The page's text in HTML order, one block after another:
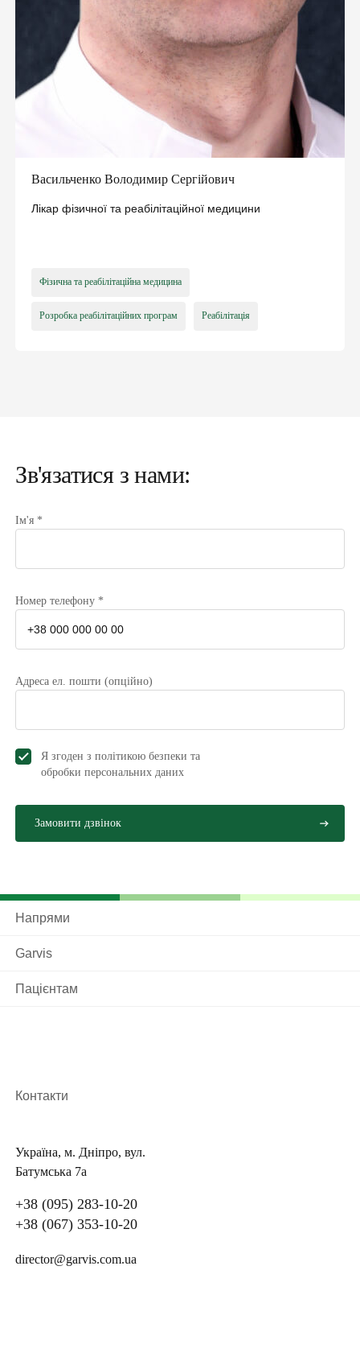
Васильченко Володимир Сергійович
Лікар фізичної та реабілітаційної медицини
Фізична та реабілітаційна медицина
Розробка реабілітаційних програм Реабілітація
Зв'язатися з нами:
Ім'я *
Номер телефону *
Адреса ел. пошти (опційно)
Я згоден з політикою безпеки та
обробки персональних даниx
Напрями
Garvis
Пацієнтам
Контакти
Україна, м. Дніпро, вул.
Батумська 7а
+38 (095) 283-10-20
+38 (067) 353-10-20
director@garvis.com.ua